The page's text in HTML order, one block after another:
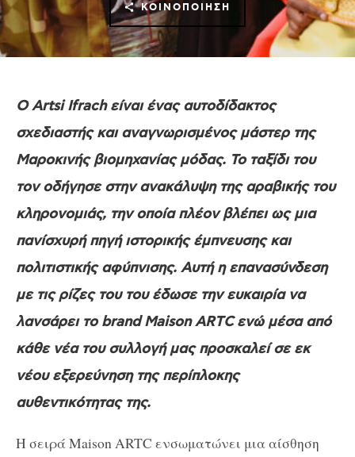
ΚΟΙΝΟΠΟΊΗΣΗ
ΟArtsi Ifrachείναι ένας αυτοδίδακτος
σχεδιαστής και αναγνωρισμένος μάστερ της
Μαροκινής βιομηχανίας μόδας. Το ταξίδι του
τον οδήγησε στην ανακάλυψη της αραβικής του
κληρονομιάς, την οποία πλέον βλέπει ως μια
πανίσχυρή πηγή ιστορικής έμπνευσης και
πολιτιστικής αφύπνισης. Αυτή η επανασύνδεση
με τις ρίζες του του έδωσε την ευκαιρία να
λανσάρει τοbrand Maison ARTCενώ μέσα από
κάθε νέα του συλλογή μας προσκαλεί σε εκ
νέου εξερεύνηση της περίπλοκης
αυθεντικότητας της.
Η σειράMaison ARTC ενσωματώνει μια αίσθηση